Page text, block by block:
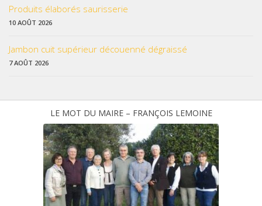
Produits élaborés saurisserie
10 AOÛT 2026
Jambon cuit supérieur découenné dégraissé
7 AOÛT 2026
LE MOT DU MAIRE – FRANÇOIS LEMOINE